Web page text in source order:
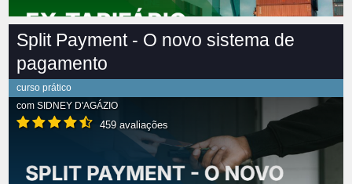
Split Payment - O novo sistema de
pagamento
curso prático
com SIDNEY D'AGÁZIO
459 avaliações